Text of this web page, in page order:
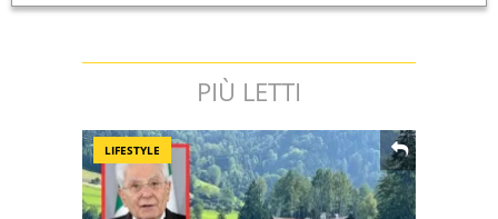
PIÙ LETTI
LIFESTYLE